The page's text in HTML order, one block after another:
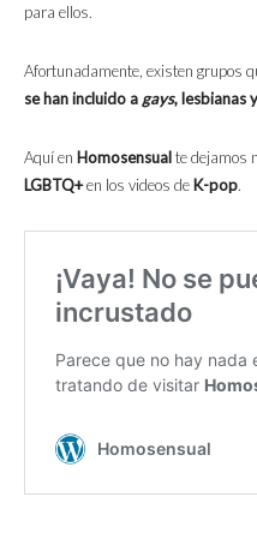
para ellos.
Afortunadamente, existen grupos
se han incluido a gays, lesbianas
Aquí en Homosensualte dejamos
LGBTQ+en los videos de K-pop.